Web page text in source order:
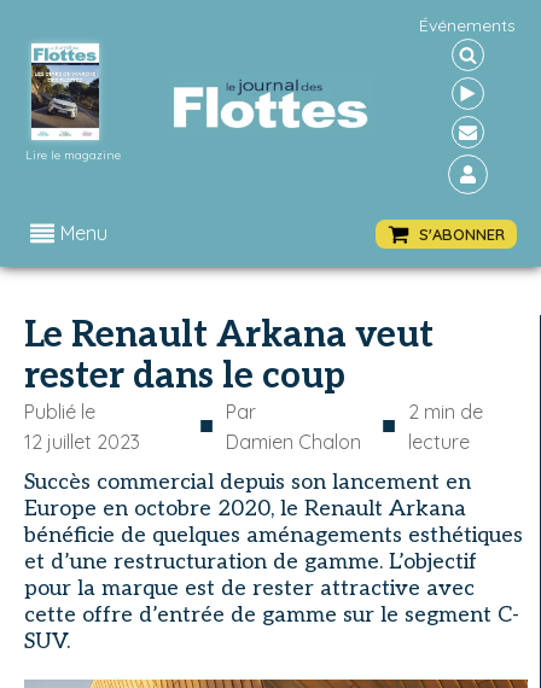
Lire le magazine
Événements
Menu S'ABONNER
Le Renault Arkana veut
rester dans le coup
Publié le
12 juillet 2023
■ Par
Damien Chalon
■ 2 min de
lecture
Succès commercial depuis son lancement en
Europe en octobre 2020, le Renault Arkana
bénéficie de quelques aménagements esthétiques
et d’une restructuration de gamme. L’objectif
pour la marque est de rester attractive avec
cette offre d’entrée de gamme sur le segment C-
SUV.